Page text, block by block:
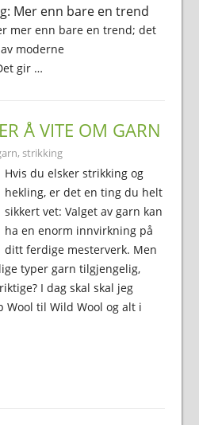
Mer enn bare en trend
mer enn bare en trend; det
moderne
gir …
Å VITE OM GARN
, strikking
Hvis du elsker strikking og
hekling, er det en ting du helt
sikkert vet: Valget av garn kan
ha en enorm innvirkning på
ditt ferdige mesterverk. Men
typer garn tilgjengelig,
I dag skal skal jeg
Wool til Wild Wool og alt i